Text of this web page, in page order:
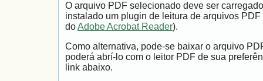
O arquivo PDF selecionado deve ser
instalado um plugin de leitura de arquivos
doAdobe Acrobat Reader).
Como alternativa, pode-se baixar o arquivo
poderá abrí-lo com o leitor PDF de sua
link abaixo.